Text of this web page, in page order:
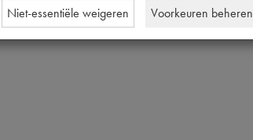
Niet-essentiële weigeren Voorkeuren beheren